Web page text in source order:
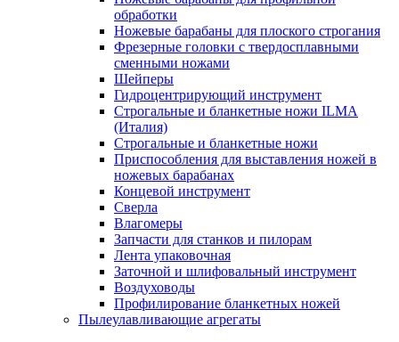
обработки
Ножевые барабаны для плоского строгания
Фрезерные головки с твердосплавными
сменными ножами
Шейперы
Гидроцентрирующий инструмент
Строгальные и бланкетные ножи ILMA
(Италия)
Cтрогальные и бланкетные ножи
Приспособления для выставления ножей в
ножевых барабанах
Концевой инструмент
Сверла
Влагомеры
Запчасти для станков и пилорам
Лента упаковочная
Заточной и шлифовальный инструмент
Воздуховоды
Профилирование бланкетных ножей
Пылеулавливающие агрегаты